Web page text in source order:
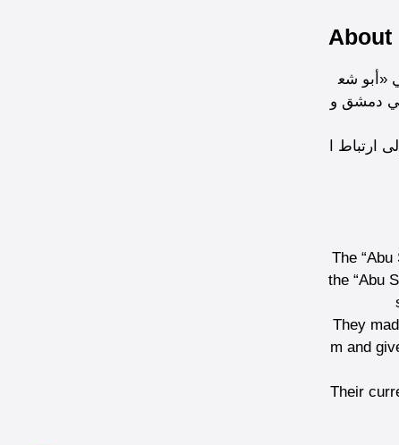
About
وهي «أبو شع
في دمشق و
ارتباط ا
The
the “Abu
They
m and
Their